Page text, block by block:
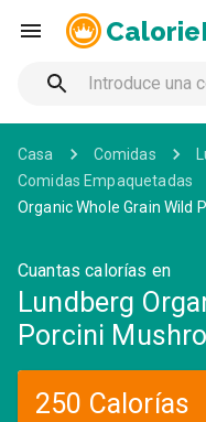
Casa Comidas
Comidas Empaquetadas
Organic Whole Grain Wild
Cuantas calorías en
Lundberg
Porcini
250 Calorías